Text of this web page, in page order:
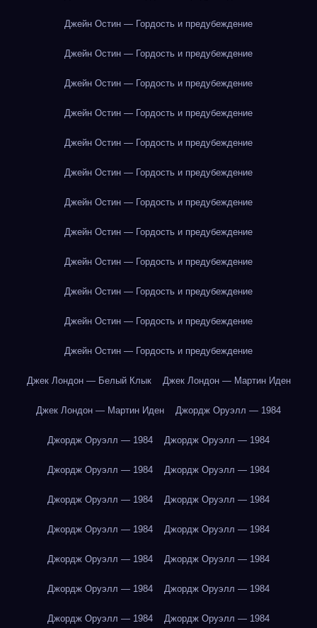
Джейн Остин — Гордость и предубеждение
Джейн Остин — Гордость и предубеждение
Джейн Остин — Гордость и предубеждение
Джейн Остин — Гордость и предубеждение
Джейн Остин — Гордость и предубеждение
Джейн Остин — Гордость и предубеждение
Джейн Остин — Гордость и предубеждение
Джейн Остин — Гордость и предубеждение
Джейн Остин — Гордость и предубеждение
Джейн Остин — Гордость и предубеждение
Джейн Остин — Гордость и предубеждение
Джейн Остин — Гордость и предубеждение
Джек Лондон — Белый Клык Джек Лондон — Мартин Иден
Джек Лондон — Мартин Иден Джордж Оруэлл — 1984
Джордж Оруэлл — 1984 Джордж Оруэлл — 1984
Джордж Оруэлл — 1984 Джордж Оруэлл — 1984
Джордж Оруэлл — 1984 Джордж Оруэлл — 1984
Джордж Оруэлл — 1984 Джордж Оруэлл — 1984
Джордж Оруэлл — 1984 Джордж Оруэлл — 1984
Джордж Оруэлл — 1984 Джордж Оруэлл — 1984
Джордж Оруэлл — 1984 Джордж Оруэлл — 1984